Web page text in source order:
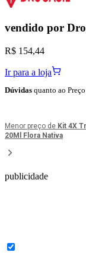
vendido por
R$ 154,44
Ir para a loja
Dúvidas quanto ao
Menor preço de Kit 4X
20Ml Flora Nativa
publicidade